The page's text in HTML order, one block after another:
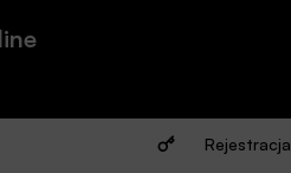
Rejestracja